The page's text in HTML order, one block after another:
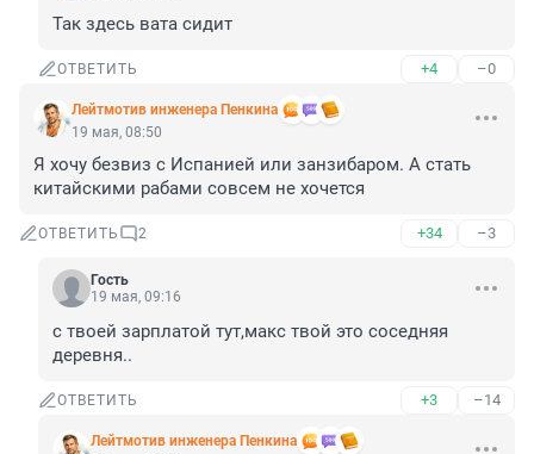
Так здесь вата сидит
ОТВЕТИТЬ +4 –0
Лейтмотив инженера Пенкина
19 мая, 08:50
Я хочу безвиз с Испанией или занзибаром. А стать
китайскими рабами совсем не хочется
ОТВЕТИТЬ 2 +34 –3
Гость
19 мая, 09:16
с твоей зарплатой тут,макс твой это соседняя
деревня..
ОТВЕТИТЬ +3 –14
Лейтмотив инженера Пенкина